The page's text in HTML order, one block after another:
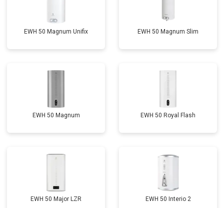
EWH 50 Magnum Unifix EWH 50 Magnum Slim
EWH 50 Magnum EWH 50 Royal Flash
EWH 50 Major LZR EWH 50 Interio 2